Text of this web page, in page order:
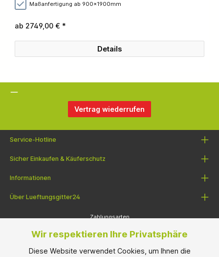
Maßanfertigung ab 900x1900mm
ab 2749,00 € *
Details
Vertrag wiederrufen
Service-Hotline
Sicher Einkaufen & Käuferschutz
Informationen
Über Lueftungsgitter24
Zahlungsarten
Wir respektieren Ihre Privatsphäre
Diese Website verwendet Cookies, um Ihnen die